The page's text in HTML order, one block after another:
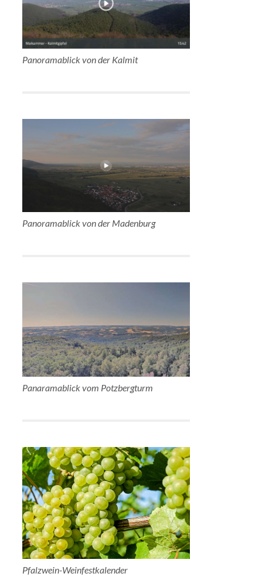
Panoramablick von der Kalmit
Panoramablick von der Madenburg
Panaramablick vom Potzbergturm
Pfalzwein-Weinfestkalender